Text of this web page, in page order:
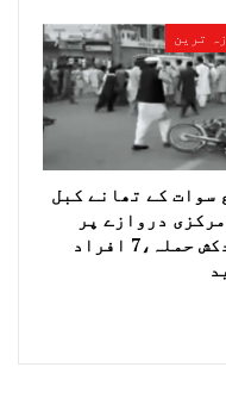
ترین
سوات کے تھانے کبل
دروازے پر
خودکش حملہ،7 افراد